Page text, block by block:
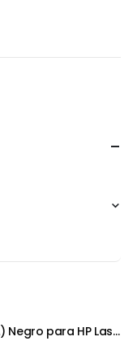
Toner HP CF226A (26A) Negro para HP LaserJet Pro M402